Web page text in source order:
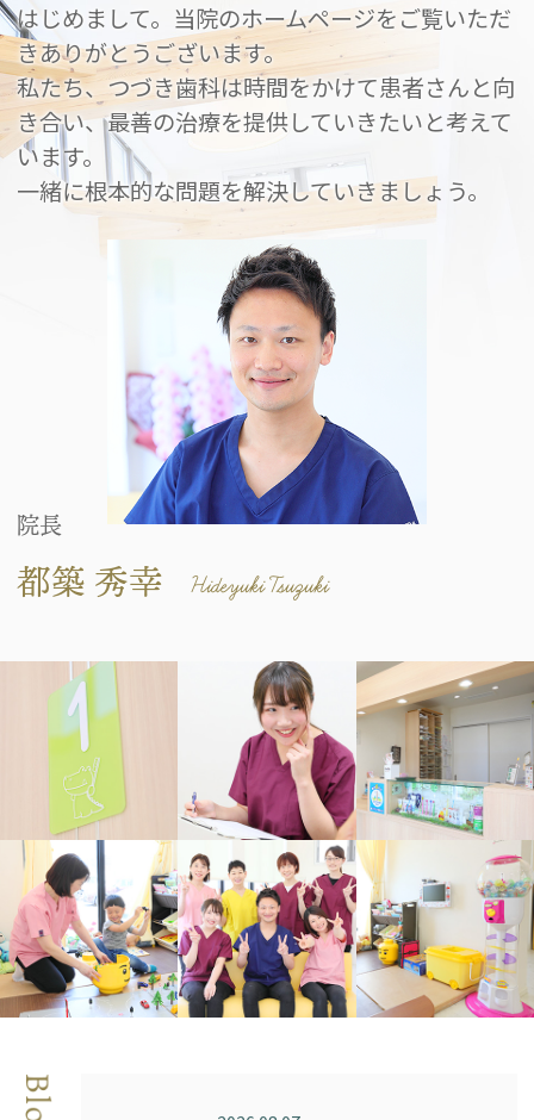
はじめまして。 当院のホームページをご覧いただ
きありがとうございます。
私たち、つづき歯科は時間をかけて患者さんと向
き合い、最善の治療を提供していきたいと考えて
います。
一緒に根本的な問題を解決していきましょう。
院長
都築 秀幸 Hideyuki Tsuzuki